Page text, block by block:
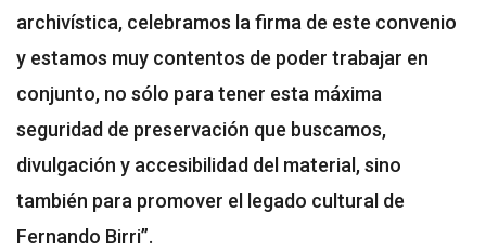
archivística, celebramos la firma de este convenio
y estamos muy contentos de poder trabajar en
conjunto, no sólo para tener esta máxima
seguridad de preservación que buscamos,
divulgación y accesibilidad del material, sino
también para promover el legado cultural de
Fernando Birri”.